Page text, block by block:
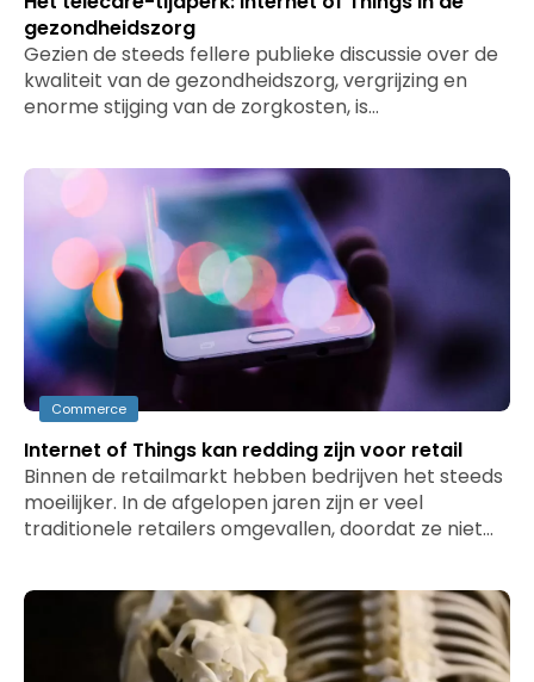
gezondheidszorg
Gezien de steeds fellere publieke discussie over de
kwaliteit van de gezondheidszorg, vergrijzing en
enorme stijging van de zorgkosten, is…
Commerce
Internet of Things kan redding zijn voor retail
Binnen de retailmarkt hebben bedrijven het steeds
moeilijker. In de afgelopen jaren zijn er veel
traditionele retailers omgevallen, doordat ze niet…